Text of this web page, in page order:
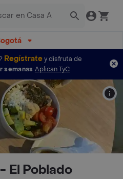
Regístratey disfruta de
semanas Aplican TyC
El Poblado